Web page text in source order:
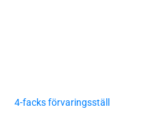
4-facks förvaringsställ